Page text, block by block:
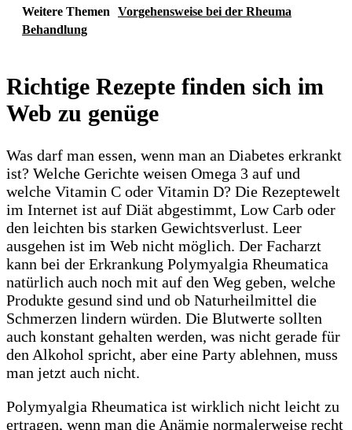
Weitere Themen
Vorgehensweise bei der Rheuma
Behandlung
Richtige Rezepte finden sich im
Web zu genüge
Was darf man essen, wenn man an Diabetes erkrankt
ist? Welche Gerichte weisen Omega 3 auf und
welche Vitamin C oder Vitamin D? Die Rezeptewelt
im Internet ist auf Diät abgestimmt, Low Carb oder
den leichten bis starken Gewichtsverlust. Leer
ausgehen ist im Web nicht möglich. Der Facharzt
kann bei der Erkrankung Polymyalgia Rheumatica
natürlich auch noch mit auf den Weg geben, welche
Produkte gesund sind und ob Naturheilmittel die
Schmerzen lindern würden. Die Blutwerte sollten
auch konstant gehalten werden, was nicht gerade für
den Alkohol spricht, aber eine Party ablehnen, muss
man jetzt auch nicht.
Polymyalgia Rheumatica ist wirklich nicht leicht zu
ertragen, wenn man die Anämie normalerweise recht